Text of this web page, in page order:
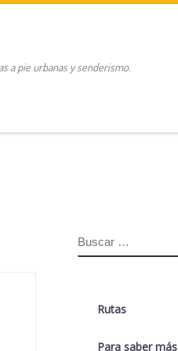
a pie urbanas y senderismo.
Rutas
Para saber más